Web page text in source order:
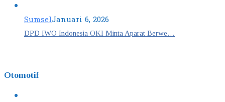
SumselJanuari 6, 2026
DPD IWO Indonesia OKI Minta Aparat Berwe…
Otomotif